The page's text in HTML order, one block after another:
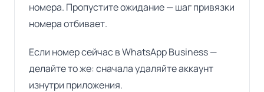
номера. Пропустите ожидание — шаг привязки
номера отбивает.
Если номер сейчас в WhatsApp Business —
делайте то же: сначала удаляйте аккаунт
изнутри приложения.